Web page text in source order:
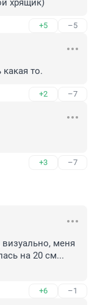
хрящик)
+5 –5
то.
+2 –7
+3 –7
визуально, меня
на 20 см...
+6 –1